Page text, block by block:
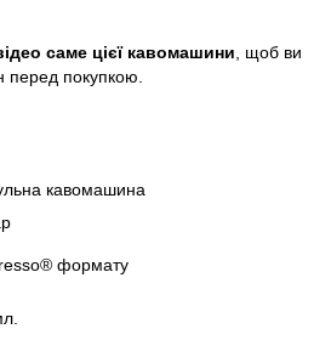
саме цієї кавомашини , щоб ви
перед покупкою.
кавомашина
формату